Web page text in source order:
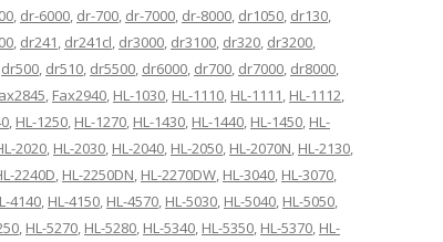
, dr-6000, dr-700, dr-7000, dr-8000, dr1050, dr130,
, dr241, dr241cl, dr3000, dr3100, dr320, dr3200,
dr500, dr510, dr5500, dr6000, dr700, dr7000, dr8000,
, Fax2940, HL-1030, HL-1110, HL-1111, HL-1112,
, HL-1250, HL-1270, HL-1430, HL-1440, HL-1450, HL-
2020, HL-2030, HL-2040, HL-2050, HL-2070N, HL-2130,
2240D, HL-2250DN, HL-2270DW, HL-3040, HL-3070,
4140, HL-4150, HL-4570, HL-5030, HL-5040, HL-5050,
, HL-5270, HL-5280, HL-5340, HL-5350, HL-5370, HL-